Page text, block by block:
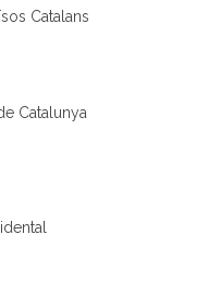
Catalans
Catalunya